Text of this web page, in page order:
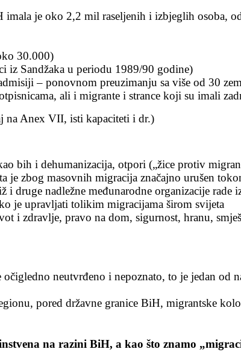
je oko 2,2 mil raseljenih i izbjeglih osoba,
30.000)
iz Sandžaka u periodu 1989/90 godine)
– ponovnom preuzimanju sa više od 30
ali i migrante i strance koji su imali
na Anex VII, isti kapaciteti i dr.)
bih i dehumanizacija, otpori („žice protiv
je zbog masovnih migracija značajno urušen
nadležne međunarodne organizacije rade
je upravljati tolikim migracijama širom svijeta
i zdravlje, pravo na dom, sigurnost, hranu,
očigledno neutvrđeno i nepoznato, to je jedan od
pored državne granice BiH, migrantske
na razini BiH, a kao što znamo